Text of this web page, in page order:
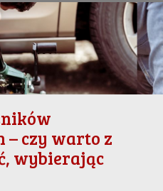
– czy warto z
wybierając